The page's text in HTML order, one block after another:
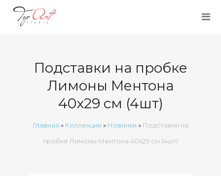
Подставки на пробке
Лимоны Ментона
40х29 см (4шт)
Главная » Коллекции » Новинки » Подставки на
пробке Лимоны Ментона 40х29 см (4шт)